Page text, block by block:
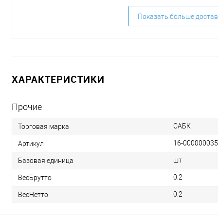
Показать больше
ХАРАКТЕРИСТИКИ
Прочие
Торговая марка САБК
Артикул 16-
Базовая единица шт
ВесБрутто 0.2
ВесНетто 0.2